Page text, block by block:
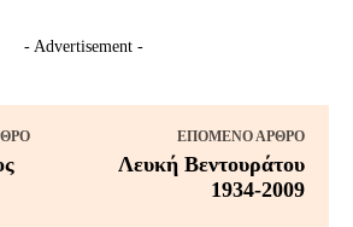
- Advertisement -
ΕΠΌΜΕΝΟ ΆΡΘΡΟ
Λευκή Βεντουράτου
1934-2009